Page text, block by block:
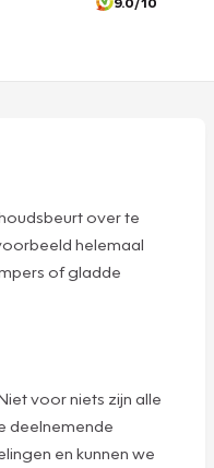
over te
helemaal
of gladde
voor niets zijn alle
deelnemende
en kunnen we